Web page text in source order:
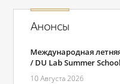
Анонсы
Международная
/ DU Lab Summer School
10 Августа 2026